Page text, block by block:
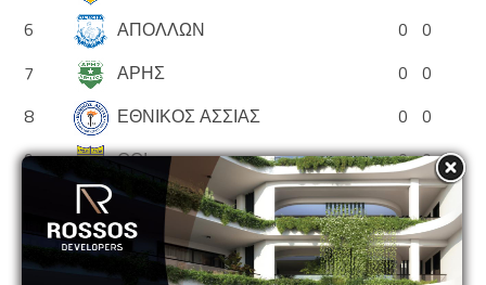
6
ΑΠΟΛΛΩΝ 0 0
7
ΑΡΗΣ 0 0
8
ΕΘΝΙΚΟΣ ΑΣΣΙΑΣ 0 0
9
ΘΟΙ 0 0
ΝΕΑ ΣΑΛΑΜΙΝΑ 0 0
11
ΟΛΥΜΠΙΑΚΟΣ 0 0